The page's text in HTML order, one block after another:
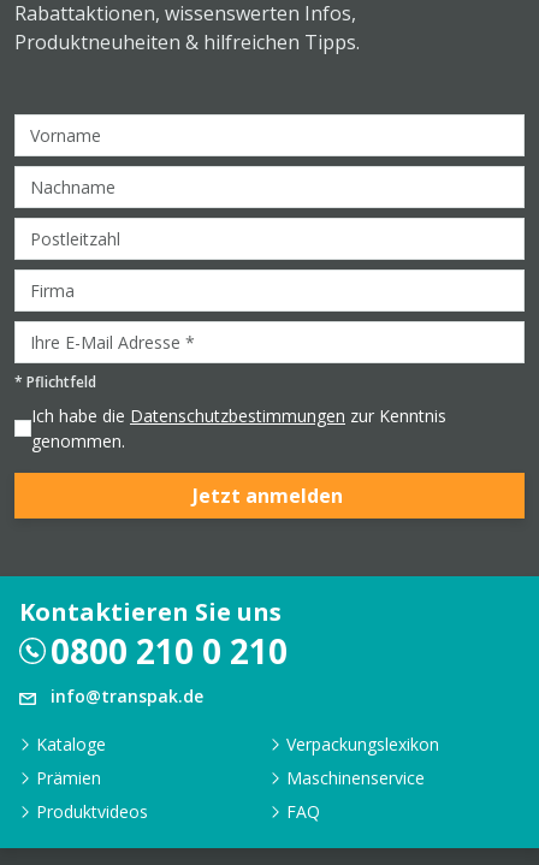
Rabattaktionen, wissenswerten Infos,
Produktneuheiten & hilfreichen Tipps.
* Pflichtfeld
Ich habe die Datenschutzbestimmungen zur Kenntnis
genommen.
Jetzt anmelden
Kontaktieren Sie uns
0800 210 0 210
info@transpak.de
Kataloge
Verpackungslexikon
Prämien
Maschinenservice
Produktvideos
FAQ